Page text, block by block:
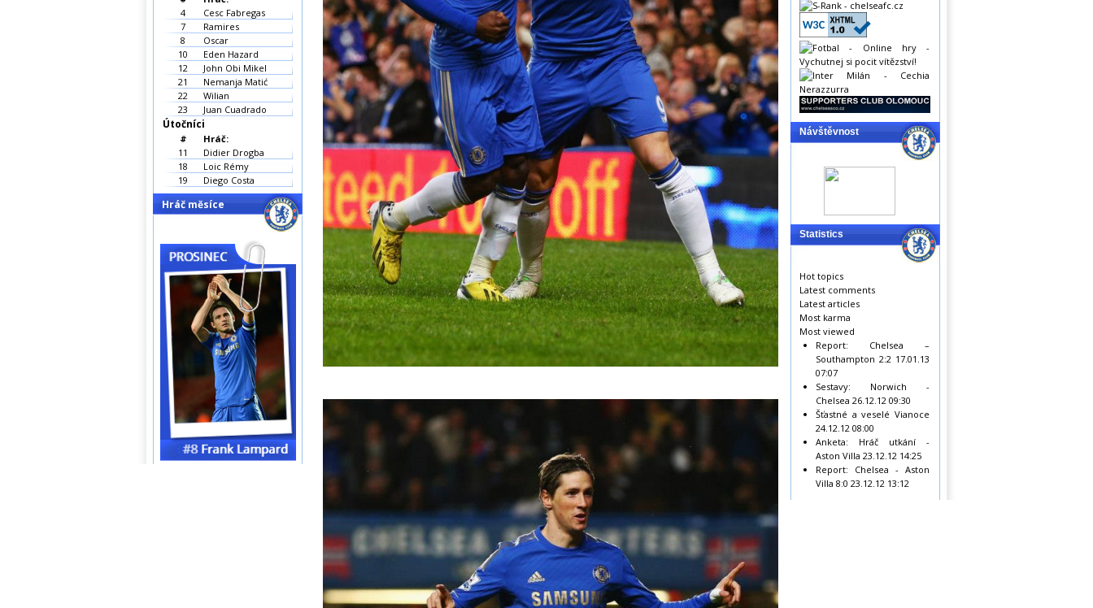
4
Cesc Fabregas
7
Ramires
8
Oscar
10
Eden Hazard
12
John Obi Mikel
21
Nemanja Matić
22
Wilian
23
Juan Cuadrado
Útočníci
#
Hráč:
11
Didier Drogba
18
Loic Rémy
19
Diego Costa
Hráč měsíce
Návštěvnost
Statistics
Hot topics
Latest comments
Latest articles
Most karma
Most viewed
Report: Chelsea –
Southampton 2:2 17.01.13
07:07
Sestavy: Norwich -
Chelsea 26.12.12 09:30
Šťastné a veselé Vianoce
24.12.12 08:00
Anketa: Hráč utkání -
Aston Villa 23.12.12 14:25
Report: Chelsea - Aston
Villa 8:0 23.12.12 13:12